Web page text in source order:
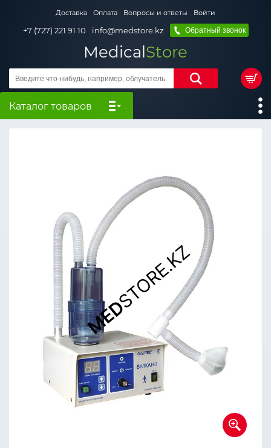
Доставка Оплата Вопросы и ответы Войти
+7 (727) 221 91 10 info@medstore.kz Обратный звонок
MedicalStore
Каталог товаров